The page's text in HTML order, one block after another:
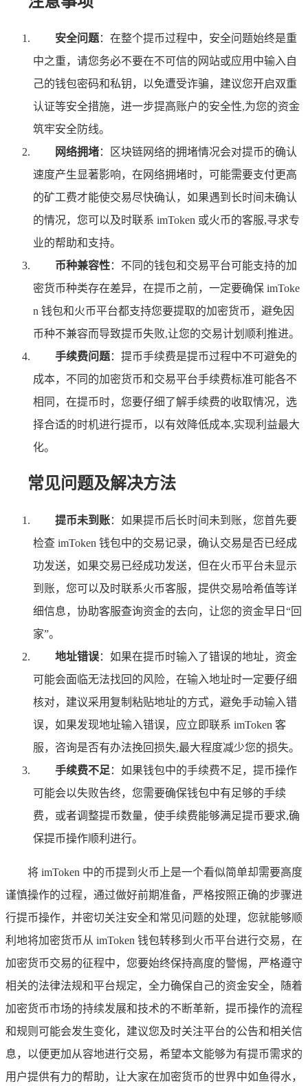
安全问题：在整个提币过程中，安全问题始终是重
中之重，请您务必不要在不可信的网站或应用中输入自
己的钱包密码和私钥，以免遭受诈骗，建议您开启双重
认证等安全措施，进一步提高账户的安全性,为您的资金
筑牢安全防线。
网络拥堵：区块链网络的拥堵情况会对提币的确认
速度产生显著影响，在网络拥堵时，可能需要支付更高
的矿工费才能使交易尽快确认，如果遇到长时间未确认
的情况，您可以及时联系 imToken 或火币的客服,寻求专
业的帮助和支持。
币种兼容性：不同的钱包和交易平台可能支持的加
密货币种类存在差异，在提币之前，一定要确保 imToke
n 钱包和火币平台都支持您要提取的加密货币，避免因
币种不兼容而导致提币失败,让您的交易计划顺利推进。
手续费问题：提币手续费是提币过程中不可避免的
成本，不同的加密货币和交易平台手续费标准可能各不
相同，在提币时，您要仔细了解手续费的收取情况，选
择合适的时机进行提币，以有效降低成本,实现利益最大
化。
常见问题及解决方法
提币未到账：如果提币后长时间未到账，您首先要
检查 imToken 钱包中的交易记录，确认交易是否已经成
功发送，如果交易已经成功发送，但在火币平台未显示
到账，您可以及时联系火币客服，提供交易哈希值等详
细信息，协助客服查询资金的去向，让您的资金早日“回
家”。
地址错误：如果在提币时输入了错误的地址，资金
可能会面临无法找回的风险，在输入地址时一定要仔细
核对，建议采用复制粘贴地址的方式，避免手动输入错
误，如果发现地址输入错误，应立即联系 imToken 客
服，咨询是否有办法挽回损失,最大程度减少您的损失。
手续费不足 ：如果钱包中的手续费不足，提币操作
可能会以失败告终，您需要确保钱包中有足够的手续
费，或者调整提币数量，使手续费能够满足提币要求,确
保提币操作顺利进行。
将 imToken 中的币提到火币上是一个看似简单却需要高度
谨慎操作的过程，通过做好前期准备，严格按照正确的步骤进
行提币操作，并密切关注安全和常见问题的处理，您就能够顺
利地将加密货币从 imToken 钱包转移到火币平台进行交易，在
加密货币交易的征程中，您要始终保持高度的警惕，严格遵守
相关的法律法规和平台规定，全力确保自己的资金安全，随着
加密货币市场的持续发展和技术的不断革新，提币操作的流程
和规则可能会发生变化，建议您及时关注平台的公告和相关信
息，以便更加从容地进行交易，希望本文能够为有提币需求的
用户提供有力的帮助，让大家在加密货币的世界中如鱼得水，